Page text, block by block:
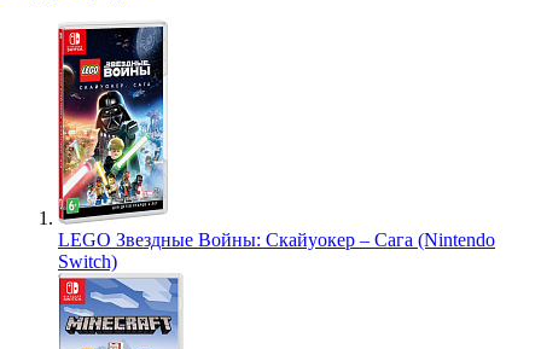
LEGO Звездные Войны: Скайуокер – Сага (Nintendo
Switch)